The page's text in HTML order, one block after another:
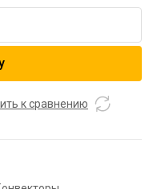
к сравнению